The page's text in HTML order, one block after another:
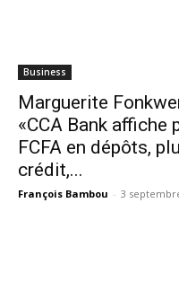
Business
Marguerite
«CCA Bank
FCFA en dépôts,
crédit,...
François Bambou - 3